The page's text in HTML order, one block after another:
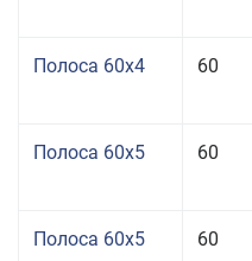
Полоса 60x4 60
Полоса 60x5 60
Полоса 60x5 60